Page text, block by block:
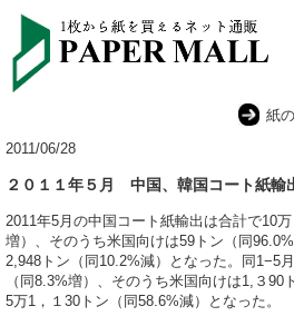
紙
2011/06/28
２０１１年５月 中国、韓国コート紙輸
2011年5月の中国コート紙輸出は合計で10
増）、そのうち米国向けは59トン（同
2,948トン（同10.2%減）となった。同1−5
（同8.3%増）、そのうち米国向けは1,３
5万1，１30トン（同58.6%減）となった。